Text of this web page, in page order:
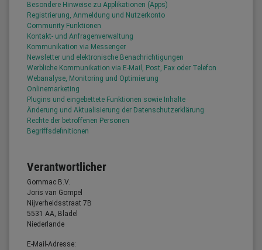
Besondere Hinweise zu Applikationen (Apps)
Registrierung, Anmeldung und Nutzerkonto
Community Funktionen
Kontakt- und Anfragenverwaltung
Kommunikation via Messenger
Newsletter und elektronische Benachrichtigungen
Werbliche Kommunikation via E-Mail, Post, Fax oder Telefon
Webanalyse, Monitoring und Optimierung
Onlinemarketing
Plugins und eingebettete Funktionen sowie Inhalte
Änderung und Aktualisierung der Datenschutzerklärung
Rechte der betroffenen Personen
Begriffsdefinitionen
Verantwortlicher
Gommac B.V.
Joris van Gompel
Nijverheidsstraat 7B
5531 AA, Bladel
Niederlande
E-Mail-Adresse: